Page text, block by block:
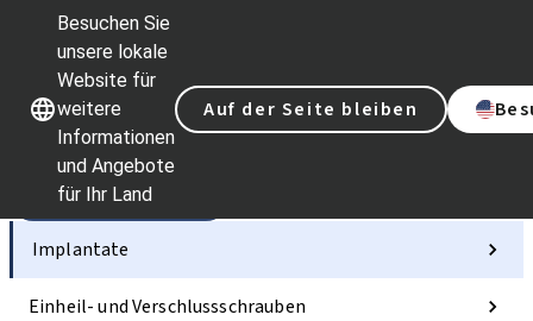
Besuchen Sie
unsere lokale
Website für
weitere
Informationen
und Angebote
für Ihr Land
Auf der Seite bleiben
Unsere MarkenUnsere Marken
Kategorien
Implantate
Einheil- und Verschlussschrauben